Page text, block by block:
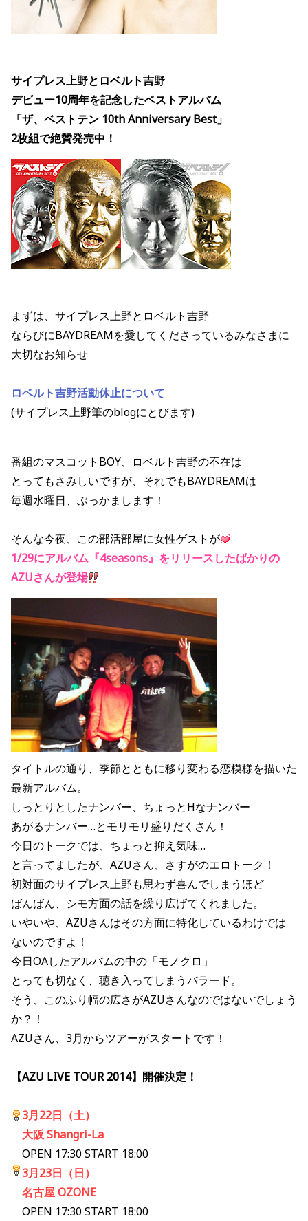
サイプレス上野とロベルト吉野
デビュー10周年を記念したベストアルバム
「ザ、ベストテン 10th Anniversary Best」
2枚組で絶賛発売中！
まずは、サイプレス上野とロベルト吉野
ならびにBAYDREAMを愛してくださっているみなさまに
大切なお知らせ
ロベルト吉野活動休止について
(サイプレス上野筆のblogにとびます)
番組のマスコットBOY、ロベルト吉野の不在は
とってもさみしいですが、それでもBAYDREAMは
毎週水曜日、ぶっかまします！
そんな今夜、この部活部屋に女性ゲストが
1/29にアルバム『4seasons』をリリースしたばかりの
AZUさんが登場
タイトルの通り、季節とともに移り変わる恋模様を描いた
最新アルバム。
しっとりとしたナンバー、ちょっとHなナンバー
あがるナンバー…とモリモリ盛りだくさん！
今日のトークでは、ちょっと抑え気味…
と言ってましたが、AZUさん、さすがのエロトーク！
初対面のサイプレス上野も思わず喜んでしまうほど
ばんばん、シモ方面の話を繰り広げてくれました。
いやいや、AZUさんはその方面に特化しているわけでは
ないのですよ！
今日OAしたアルバムの中の「モノクロ」
とっても切なく、聴き入ってしまうバラード。
そう、このふり幅の広さがAZUさんなのではないでしょう
か？！
AZUさん、3月からツアーがスタートです！
【AZU LIVE TOUR 2014】開催決定！
3月22日（土）
大阪 Shangri-La
OPEN 17:30 START 18:00
3月23日（日）
名古屋 OZONE
OPEN 17:30 START 18:00